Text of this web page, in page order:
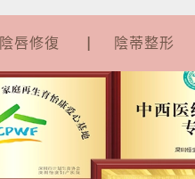
陰唇修復 陰蒂整形